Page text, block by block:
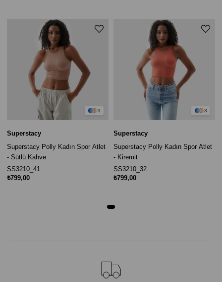
3
Superstacy
Superstacy Polly Kadın Spor Atlet
- Sütlü Kahve
SS3210_41
₺799,00
3
Superstacy
Superstacy Polly Kadın Spor Atlet
- Kiremit
SS3210_32
₺799,00